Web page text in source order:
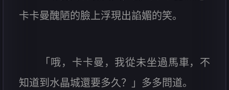
卡卡曼醜陋的臉上浮現出諂媚的笑。
「哦，卡卡曼，我從未坐過馬車，不
知道到水晶城還要多久？」多多問道。